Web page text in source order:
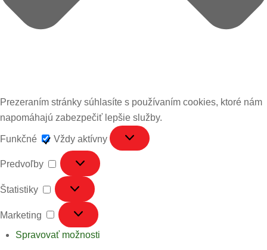
Prezeraním stránky súhlasíte s používaním cookies, ktoré nám
napomáhajú zabezpečiť lepšie služby.
Funkčné
Funkčné
Vždy aktívny
Predvoľby
Predvoľby
Štatistiky
Štatistiky
Marketing
Marketing
Spravovať možnosti